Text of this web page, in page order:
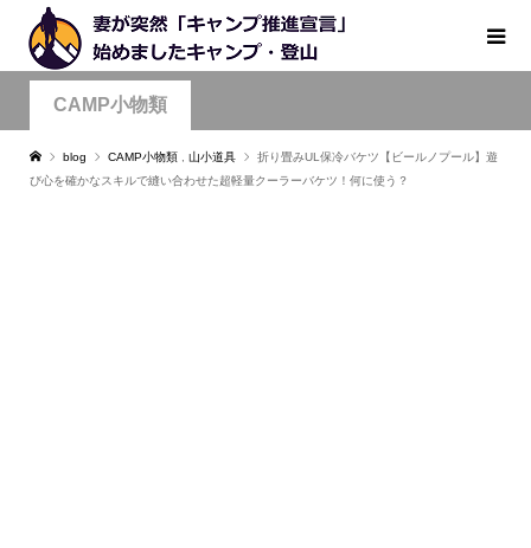
CAMP小物類
blog CAMP小物類 山小道具
折り畳みUL保冷バケツ【ビールノプール】遊
び心を確かなスキルで縫い合わせた超軽量クーラーバケツ！何に使う？